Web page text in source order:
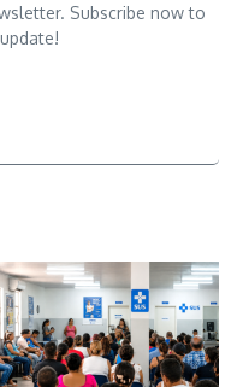
Subscribe now to